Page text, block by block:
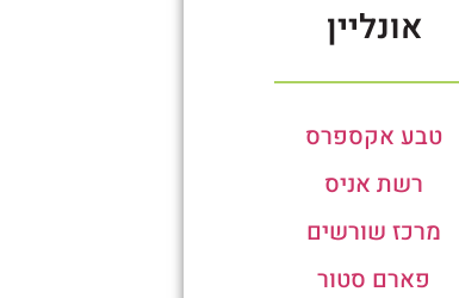
אונליין
טבע אקספרס
רשת אניס
מרכז שורשים
פארם סטור